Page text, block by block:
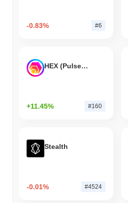
-0.83% #6
HEX (Pulsechain)
+11.45% #160
Stealth
-0.01% #4524